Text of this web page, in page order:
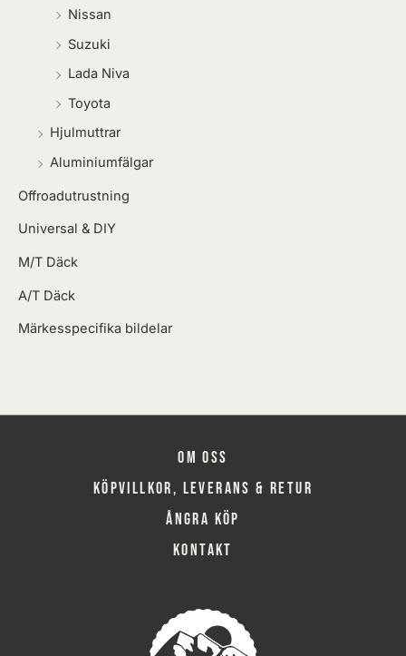
Nissan
Suzuki
Lada Niva
Toyota
Hjulmuttrar
Aluminiumfälgar
Offroadutrustning
Universal & DIY
M/T Däck
A/T Däck
Märkesspecifika bildelar
Om oss
Köpvillkor, leverans & retur
Ångra köp
Kontakt